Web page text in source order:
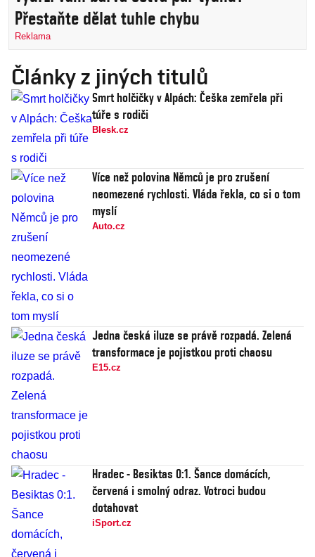
Přestaňte dělat tuhle chybu
Reklama
Články z jiných titulů
Smrt holčičky v Alpách: Češka zemřela při
túře s rodiči
Blesk.cz
Více než polovina Němců je pro zrušení
neomezené rychlosti. Vláda řekla, co si o tom
myslí
Auto.cz
Jedna česká iluze se právě rozpadá. Zelená
transformace je pojistkou proti chaosu
E15.cz
Hradec - Besiktas 0:1. Šance domácích,
červená i smolný odraz. Votroci budou
dotahovat
iSport.cz